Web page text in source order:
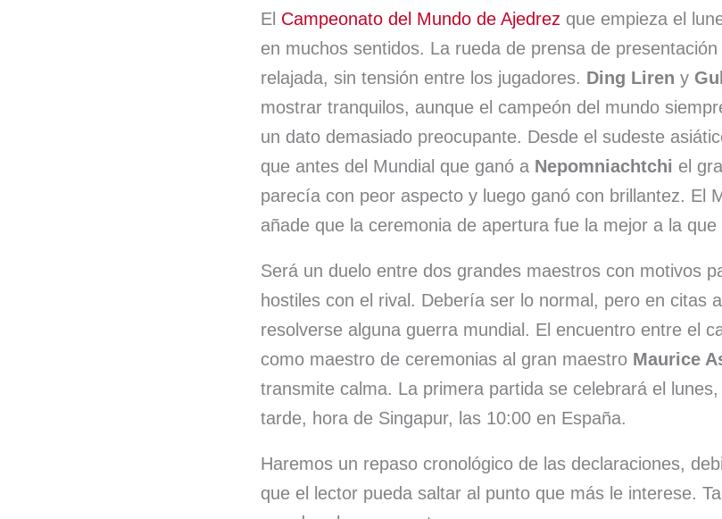
El Campeonato del Mundo de Ajedrez que empieza el
en muchos sentidos. La rueda de prensa de
relajada, sin tensión entre los jugadores. Ding Liren y
mostrar tranquilos, aunque el campeón del mundo
un dato demasiado preocupante. Desde el sudeste
que antes del Mundial que ganó a Nepomniachtchi el
parecía con peor aspecto y luego ganó con brillantez. El
añade que la ceremonia de apertura fue la mejor a la que
Será un duelo entre dos grandes maestros con motivos
hostiles con el rival. Debería ser lo normal, pero en citas
resolverse alguna guerra mundial. El encuentro entre el
como maestro de ceremonias al gran maestro Maurice
transmite calma. La primera partida se celebrará el
tarde, hora de Singapur, las 10:00 en España.
Haremos un repaso cronológico de las declaraciones,
que el lector pueda saltar al punto que más le interese.